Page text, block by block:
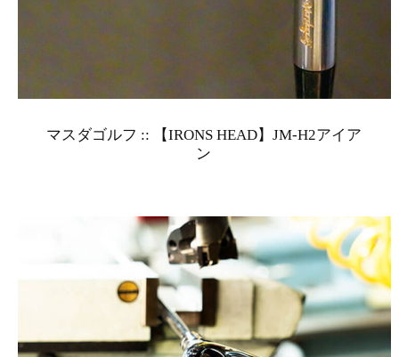
マスダゴルフ :: 【IRONS HEAD】JM-H2アイア
ン